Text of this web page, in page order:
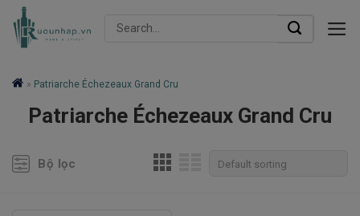
Skip
Search
» Patriarche Échezeaux Grand Cru
Patriarche Échezeaux Grand Cru
Bộ lọc